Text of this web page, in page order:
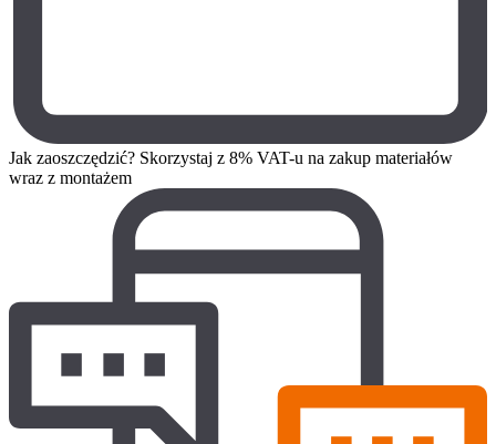
Jak zaoszczędzić? Skorzystaj z 8% VAT-u na zakup materiałów
wraz z montażem